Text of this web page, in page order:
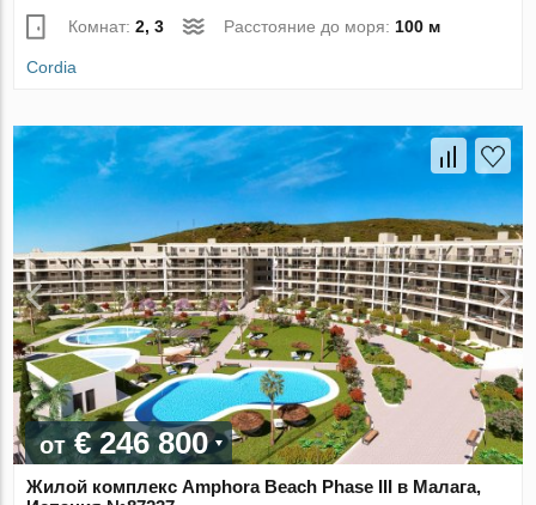
Комнат:2, 3 Расстояние до моря: 100 м
Cordia
от€ 246 800
Жилой комплекс ​​​​​​​Amphora Beach Phase III в Малага,